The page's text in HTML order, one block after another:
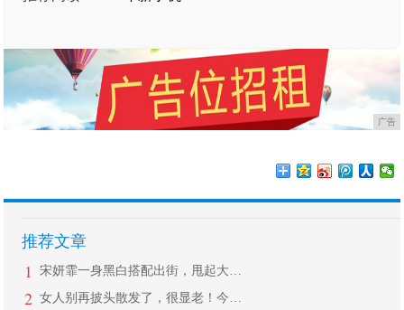
广告
推荐文章
1 宋妍霏一身黑白搭配出街，甩起大衣大步
2 女人别再披头散发了，很显老！今年流行